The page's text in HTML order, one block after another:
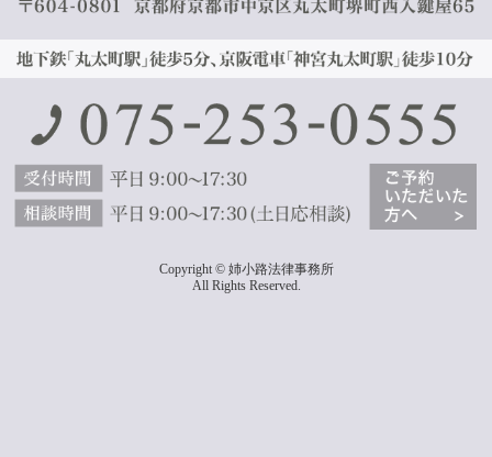
Copyright © 姉小路法律事務所
All Rights Reserved.